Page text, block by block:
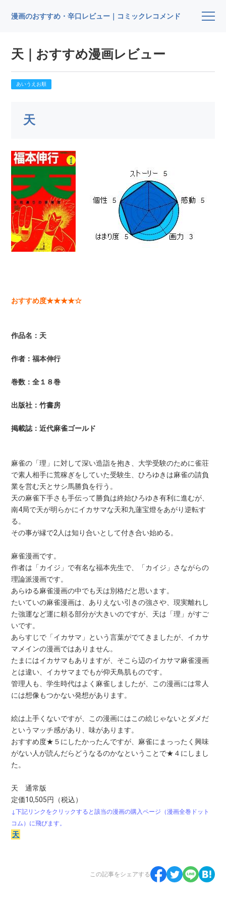
漫画のおすすめ・辛口レビュー｜コミックレコメンド
天｜おすすめ漫画レビュー
あいうえお順
天
おすすめ度★★★★☆
作品名：天
作者：福本伸行
巻数：全１８巻
出版社：竹書房
掲載誌：近代麻雀ゴールド
麻雀の「理」に対して深い造詣を抱き、大学受験のために雀荘
で素人相手に荒稼ぎをしていた受験生、ひろゆきは麻雀の請負
業を営む天とサシ馬勝負を行う。
天の麻雀下手さも手伝って勝負は終始ひろゆき有利に進むが、
南4局で天が明らかにイカサマな天和九蓮宝燈をあがり逆転す
る。
その事が縁で2人は知り合いとして付き合い始める。
麻雀漫画です。
作者は「カイジ」で有名な福本先生で、「カイジ」さながらの
理論派漫画です。
あらゆる麻雀漫画の中でも天は別格だと思います。
たいていの麻雀漫画は、ありえない引きの強さや、現実離れし
た強運など運に頼る部分が大きいのですが、天は「理」がすご
いです。
あらすじで「イカサマ」という言葉がでてきましたが、イカサ
マメインの漫画ではありません。
たまにはイカサマもありますが、そこら辺のイカサマ麻雀漫画
とは違い、イカサマまでもが仰天鳥肌ものです。
管理人も、学生時代はよく麻雀しましたが、この漫画には常人
には想像もつかない発想があります。
絵は上手くないですが、この漫画にはこの絵じゃないとダメだ
というマッチ感があり、味があります。
おすすめ度★５にしたかったんですが、麻雀にまっったく興味
がない人が読んだらどうなるのかなということで★４にしまし
た。
天 通常版
定価10,505円（税込）
↓下記リンクをクリックすると該当の漫画の購入ページ（漫画全巻ドット
コム）に飛びます。
天
この記事をシェアする